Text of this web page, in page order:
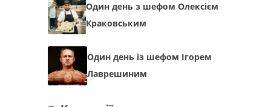
Один день з шефом Олексієм
Краковським
Один день із шефом Ігорем
Лаврешиним